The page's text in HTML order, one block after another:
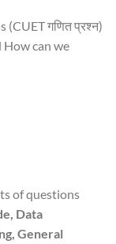
गणित प्रश्न)
How can we
of questions
Data
General